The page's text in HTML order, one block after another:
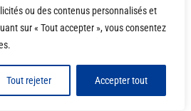
ou des contenus personnalisés et
sur « Tout accepter », vous consentez
Tout rejeter Accepter tout